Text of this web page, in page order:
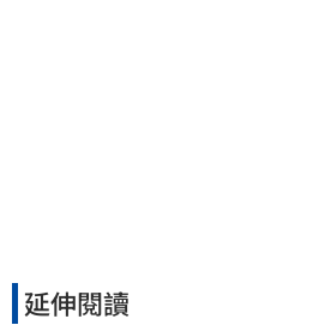
延伸閱讀